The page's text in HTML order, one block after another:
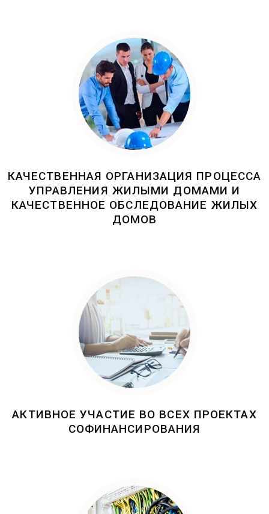
КАЧЕСТВЕННАЯ ОРГАНИЗАЦИЯ ПРОЦЕССА
УПРАВЛЕНИЯ ЖИЛЫМИ ДОМАМИ И
КАЧЕСТВЕННОЕ ОБСЛЕДОВАНИЕ ЖИЛЫХ
ДОМОВ
АКТИВНОЕ УЧАСТИЕ ВО ВСЕХ ПРОЕКТАХ
СОФИНАНСИРОВАНИЯ